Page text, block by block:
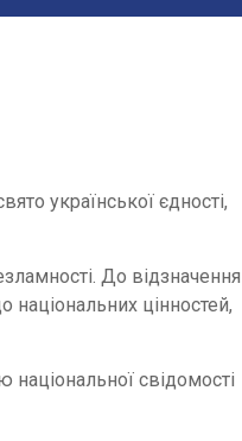
української єдності,
До відзначення
національних цінностей,
свідомості